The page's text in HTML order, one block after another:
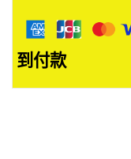
到付款